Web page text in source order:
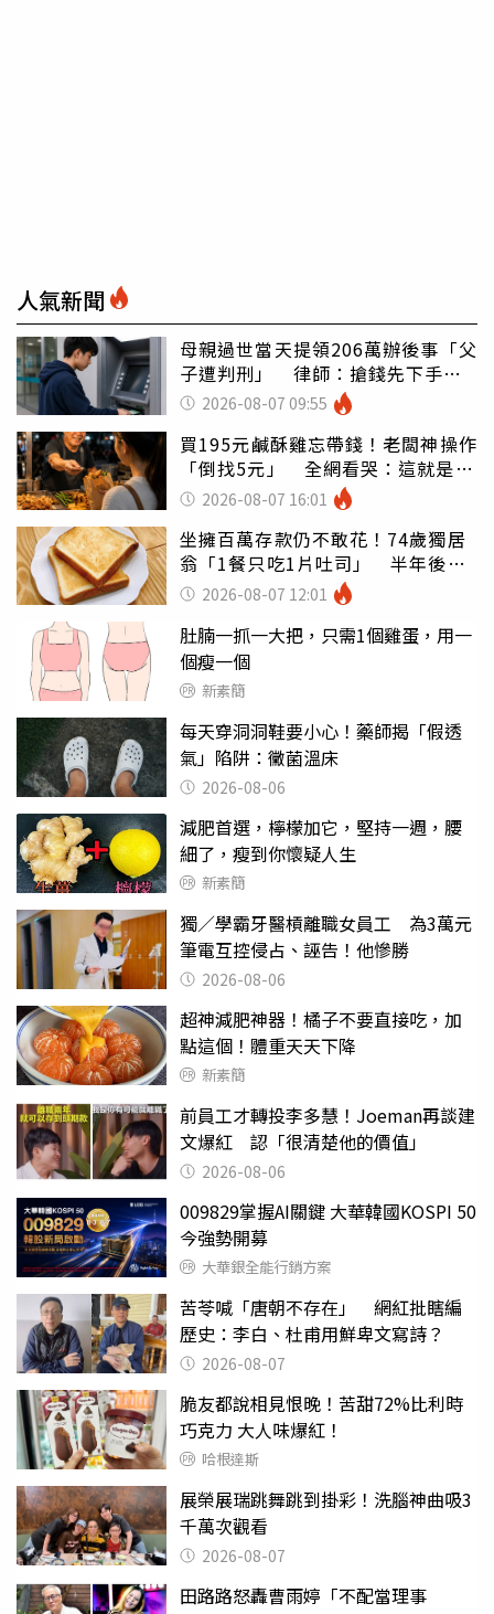
人氣新聞
母親過世當天提領206萬辦後事「父
子遭判刑」 律師：搶錢先下手是
罪 2026-08-07 09:55
買195元鹹酥雞忘帶錢！老闆神操作
「倒找5元」 全網看哭：這就是台
灣 2026-08-07 16:01
坐擁百萬存款仍不敢花！74歲獨居
翁「1餐只吃1片吐司」 半年後暴
瘦嚇壞女兒
2026-08-07 12:01
肚腩一抓一大把，只需1個雞蛋，用一
個瘦一個
新素簡
每天穿洞洞鞋要小心！藥師揭「假透
氣」陷阱：黴菌溫床
2026-08-06
減肥首選，檸檬加它，堅持一週，腰
細了，瘦到你懷疑人生
新素簡
獨／學霸牙醫槓離職女員工 為3萬元
筆電互控侵占、誣告！他慘勝
2026-08-06
超神減肥神器！橘子不要直接吃，加
點這個！體重天天下降
新素簡
前員工才轉投李多慧！Joeman再談建
文爆紅 認「很清楚他的價值」
2026-08-06
009829掌握AI關鍵 大華韓國KOSPI 50
今強勢開募
大華銀全能行銷方案
苦苓喊「唐朝不存在」 網紅批瞎編
歷史：李白、杜甫用鮮卑文寫詩？
2026-08-07
脆友都說相見恨晚！苦甜72%比利時
巧克力 大人味爆紅！
哈根達斯
展榮展瑞跳舞跳到掛彩！洗腦神曲吸3
千萬次觀看
2026-08-07
田路路怒轟曹雨婷「不配當理事